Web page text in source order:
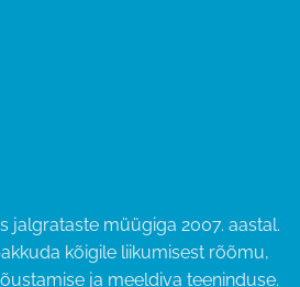
jalgrataste müügiga 2007. aastal.
kõigile liikumisest rõõmu,
ja meeldiva teeninduse.